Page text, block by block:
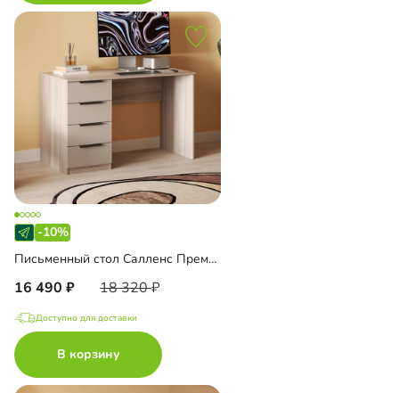
-10%
Письменный стол Салленс Премиум
16 490 18 320
Доступно для доставки
В корзину